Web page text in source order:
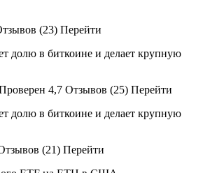
(23) Перейти
4,7 Отзывов (25) Перейти
(21) Перейти